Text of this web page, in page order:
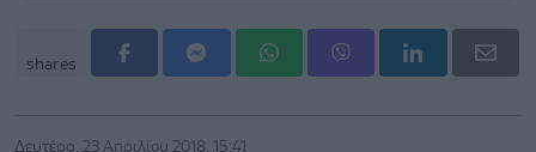
shares
Δευτέρα, 23 Απριλίου 2018, 15:41